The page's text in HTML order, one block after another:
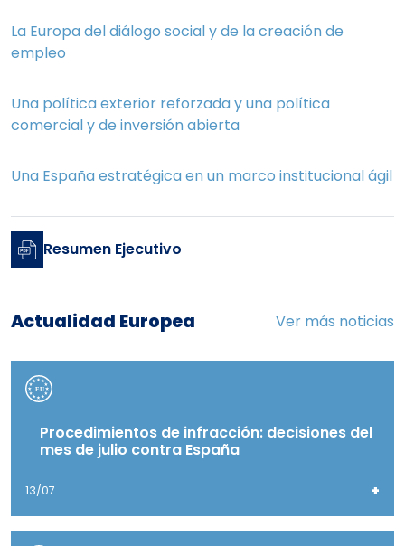
La Europa del diálogo social y de la creación de
empleo
Una política exterior reforzada y una política
comercial y de inversión abierta
Una España estratégica en un marco institucional ágil
Resumen Ejecutivo
Actualidad Europea Ver más noticias
Procedimientos de infracción: decisiones del
mes de julio contra España
13/07 +